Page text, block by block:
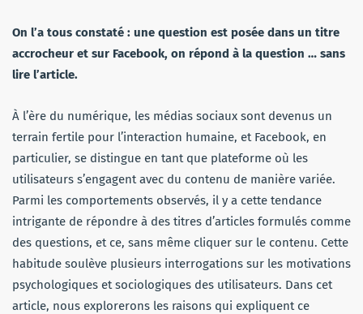
On l’a tous constaté : une question est posée dans un titre
accrocheur et sur Facebook, on répond à la question … sans
lire l’article.
À l’ère du numérique, les médias sociaux sont devenus un
terrain fertile pour l’interaction humaine, et Facebook, en
particulier, se distingue en tant que plateforme où les
utilisateurs s’engagent avec du contenu de manière variée.
Parmi les comportements observés, il y a cette tendance
intrigante de répondre à des titres d’articles formulés comme
des questions, et ce, sans même cliquer sur le contenu. Cette
habitude soulève plusieurs interrogations sur les motivations
psychologiques et sociologiques des utilisateurs. Dans cet
article, nous explorerons les raisons qui expliquent ce